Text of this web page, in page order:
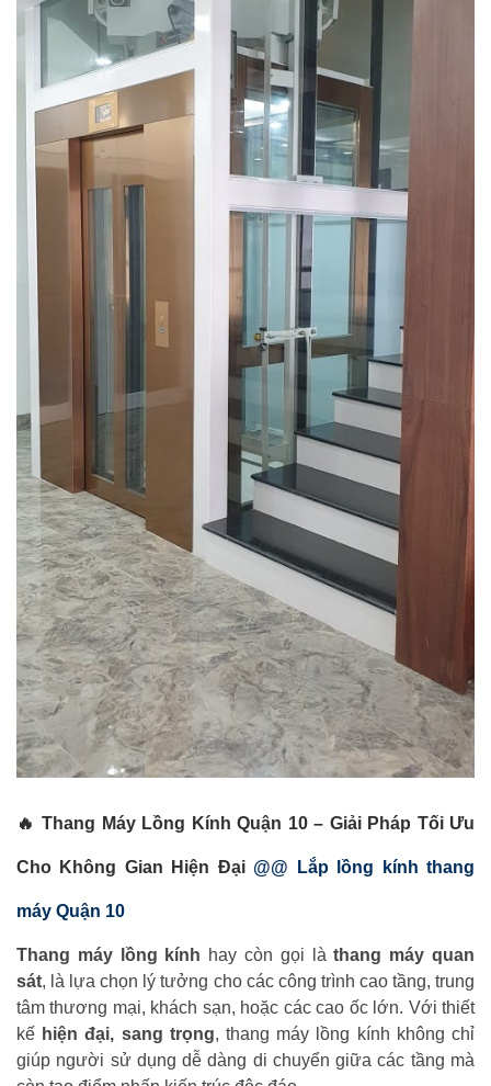
🔥 Thang Máy Lồng Kính Quận 10 – Giải Pháp Tối Ưu
Cho Không Gian Hiện Đại @@ Lắp lồng kính thang
máy Quận 10
Thang máy lồng kính hay còn gọi làthang máy quan
sát, là lựa chọn lý tưởng cho các công trình cao tầng, trung
tâm thương mại, khách sạn, hoặc các cao ốc lớn. Với thiết
kế hiện đại, sang trọng, thang máy lồng kính không chỉ
giúp người sử dụng dễ dàng di chuyển giữa các tầng mà